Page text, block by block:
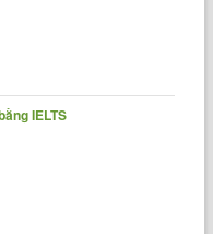
IELTS